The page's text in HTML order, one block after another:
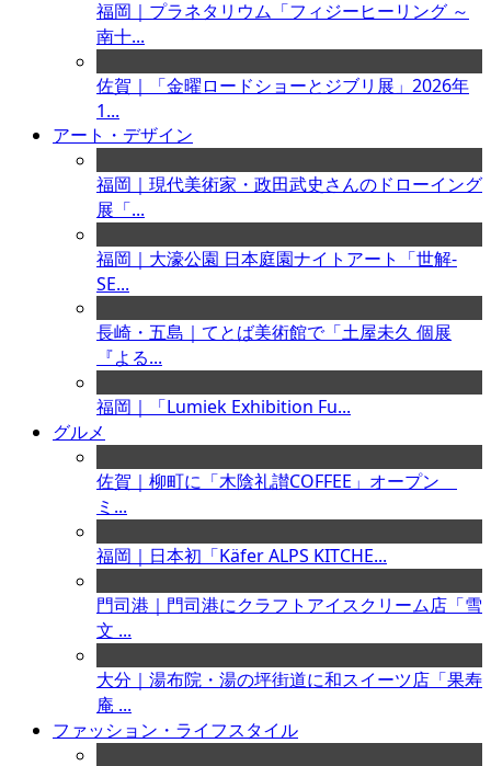
福岡｜プラネタリウム「フィジーヒーリング ～
南十...
佐賀｜「金曜ロードショーとジブリ展」2026年
1...
アート・デザイン
福岡｜現代美術家・政田武史さんのドローイング
展「...
福岡｜大濠公園 日本庭園ナイトアート「世解-
SE...
長崎・五島｜てとば美術館で「土屋未久 個展
『よる...
福岡｜「Lumiek Exhibition Fu...
グルメ
佐賀｜柳町に「木陰礼讃COFFEE」オープン
ミ...
福岡｜日本初「Käfer ALPS KITCHE...
門司港｜門司港にクラフトアイスクリーム店「雪
文 ...
大分｜湯布院・湯の坪街道に和スイーツ店「果寿
庵 ...
ファッション・ライフスタイル